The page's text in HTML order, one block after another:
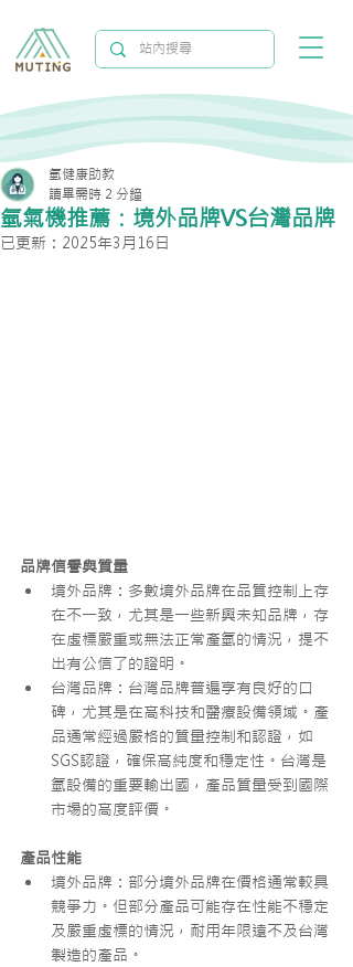
氫氣機推薦：境外品牌VS台灣品牌
氫健康助教
讀畢需時 2 分鐘
已更新： 2025年3月16日
品牌信譽與質量
境外品牌：多數境外品牌在品質控制上存
在不一致，尤其是一些新興未知品牌，存
在虛標嚴重或無法正常產氫的情況，提不
出有公信了的證明。
台灣品牌：台灣品牌普遍享有良好的口
碑，尤其是在高科技和醫療設備領域。產
品通常經過嚴格的質量控制和認證，如
SGS認證，確保高純度和穩定性。台灣是
氫設備的重要輸出國，產品質量受到國際
市場的高度評價。
產品性能
境外品牌：部分境外品牌在價格通常較具
競爭力。但部分產品可能存在性能不穩定
及嚴重虛標的情況，耐用年限遠不及台灣
製造的產品。